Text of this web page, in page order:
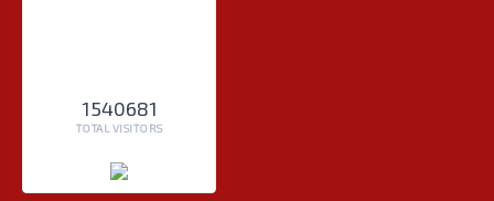
1540681
TOTAL VISITORS